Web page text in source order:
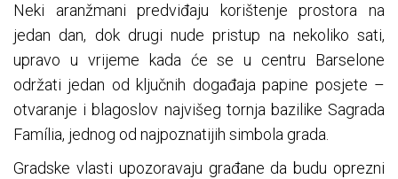
Neki aranžmani predviđaju korištenje prostora na
jedan dan, dok drugi nude pristup na nekoliko sati,
upravo u vrijeme kada će se u centru Barselone
održati jedan od ključnih događaja papine posjete –
otvaranje i blagoslov najvišeg tornja bazilike Sagrada
Família, jednog od najpoznatijih simbola grada.
Gradske vlasti upozoravaju građane da budu oprezni